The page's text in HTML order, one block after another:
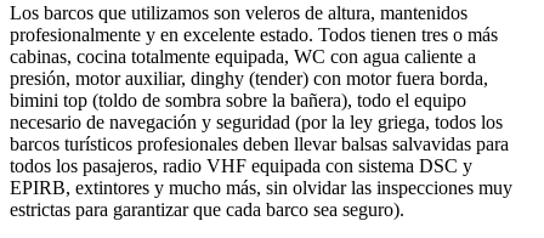
Los barcos que utilizamos son veleros de altura, mantenidos
profesionalmente y en excelente estado. Todos tienen tres o más
cabinas, cocina totalmente equipada, WC con agua caliente a
presión, motor auxiliar, dinghy (tender) con motor fuera borda,
bimini top (toldo de sombra sobre la bañera), todo el equipo
necesario de navegación y seguridad (por la ley griega, todos los
barcos turísticos profesionales deben llevar balsas salvavidas para
todos los pasajeros, radio VHF equipada con sistema DSC y
EPIRB, extintores y mucho más, sin olvidar las inspecciones muy
estrictas para garantizar que cada barco sea seguro).